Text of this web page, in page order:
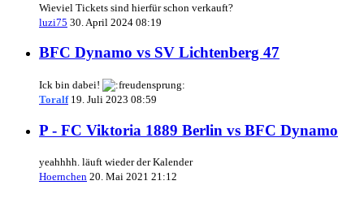
Wieviel Tickets sind hierfür schon verkauft?
luzi75 30. April 2024 08:19
BFC Dynamo vs SV Lichtenberg 47
Ick bin dabei!
Toralf 19. Juli 2023 08:59
P - FC Viktoria 1889 Berlin vs BFC Dynamo
yeahhhh. läuft wieder der Kalender
Hoernchen 20. Mai 2021 21:12